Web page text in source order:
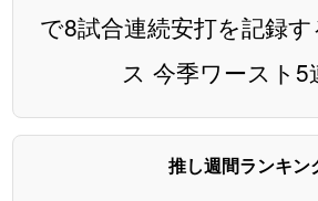
で8試合連続安打を記録
ス 今季ワースト5
推し週間ランキン